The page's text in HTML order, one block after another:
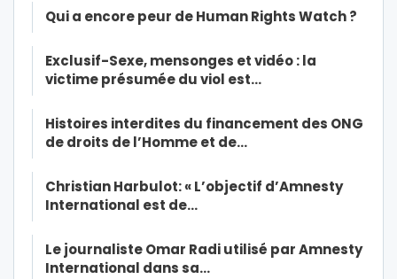
Qui a encore peur de Human Rights Watch ?
Exclusif-Sexe, mensonges et vidéo : la
victime présumée du viol est…
Histoires interdites du financement des ONG
de droits de l’Homme et de…
Christian Harbulot: « L’objectif d’Amnesty
International est de…
Le journaliste Omar Radi utilisé par Amnesty
International dans sa…